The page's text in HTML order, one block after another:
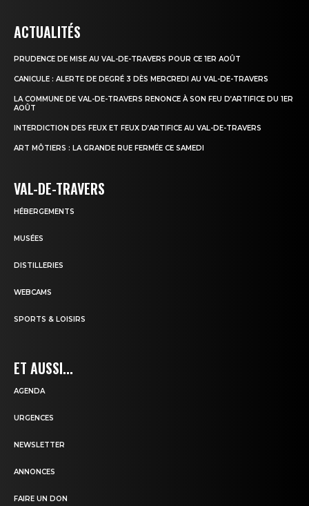
ACTUALITÉS
PRUDENCE DE MISE AU VAL-DE-TRAVERS POUR CE 1ER AOÛT
CANICULE : ALERTE DE DEGRÉ 3 DÈS MERCREDI AU VAL-DE-TRAVERS
LA COMMUNE DE VAL-DE-TRAVERS RENONCE À SON FEU D’ARTIFICE DU 1ER
AOÛT
INTERDICTION DES FEUX ET FEUX D’ARTIFICE AU VAL-DE-TRAVERS
ART MÔTIERS : LA GRANDE RUE FERMÉE CE SAMEDI
VAL-DE-TRAVERS
HÉBERGEMENTS
MUSÉES
DISTILLERIES
WEBCAMS
SPORTS & LOISIRS
ET AUSSI...
AGENDA
URGENCES
NEWSLETTER
ANNONCES
FAIRE UN DON